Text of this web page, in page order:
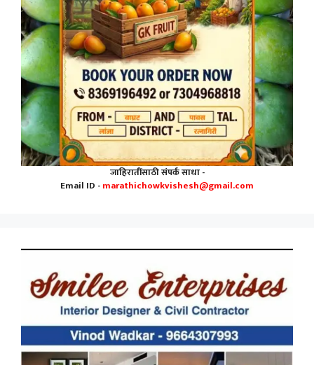
जाहिरातींसाठी संपर्क साधा -
Email ID -marathichowkvishesh@gmail.com